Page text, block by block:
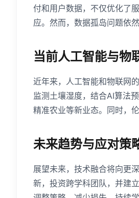
付和用户数据，不仅优化了
应。然而，数据孤岛问题依
当前人工智能与物
近年来，人工智能和物联网
监测土壤湿度，结合AI算法
精准农业等新业态。同时，
未来趋势与应对策
展望未来，技术融合将向更
新，投资跨学科团队，并建